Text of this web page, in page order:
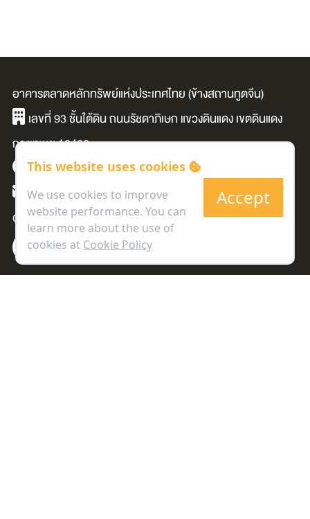
This website uses cookies
We use cookies to improve
website performance. You can
learn more about the use of
cookies at Cookie Policy
Accept
อาคารตลาดหลักทรัพย์แห่งประเทศไทย (ข้างสถานทูตจีน)
เลขที่ 93 ชั้นใต้ดิน ถนนรัชดาภิเษก แขวงดินแดง เขตดินแดง
กรุงเทพฯ 10400
ทุกวันเวลา 09:00 - 19:00 น.
mkrc@set.or.th
Contact Center 0-2009-9777